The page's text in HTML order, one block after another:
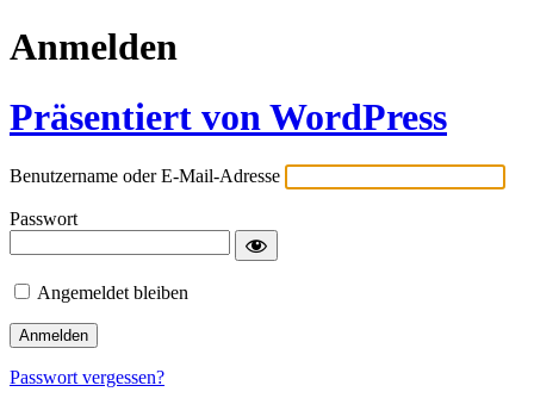
Anmelden
Präsentiert von WordPress
Benutzername oder E-Mail-Adresse
Passwort
Angemeldet bleiben
Passwort vergessen?